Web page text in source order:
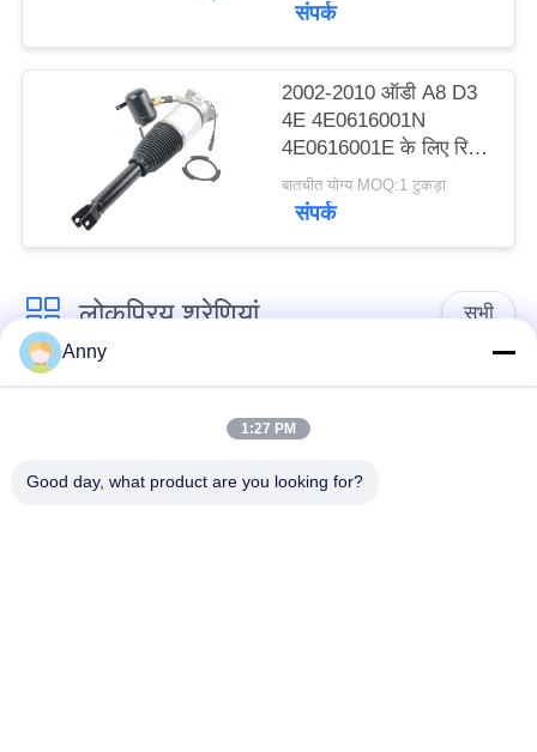
संपर्क
2002-2010 ऑडी A8 D3
4E 4E0616001N
4E0616001E के लिए रियर
लेफ्ट और राइट एयर सस्पेंशन
शॉक स्ट्रट
बातचीत योग्य MOQ:1 टुकड़ा
संपर्क
लोकप्रिय श्रेणियां सभी
मर्सिडीज बेंज एयर सस्पेंशन
बीएमडब्ल्यू एयर सस्पेंशन
पार्ट्स
ऑडी एयर सस्पेंशन पार्ट्स हवा निलंबन सदमे अवशोषक
Anny
1:27 PM
Good day, what product are you looking for?